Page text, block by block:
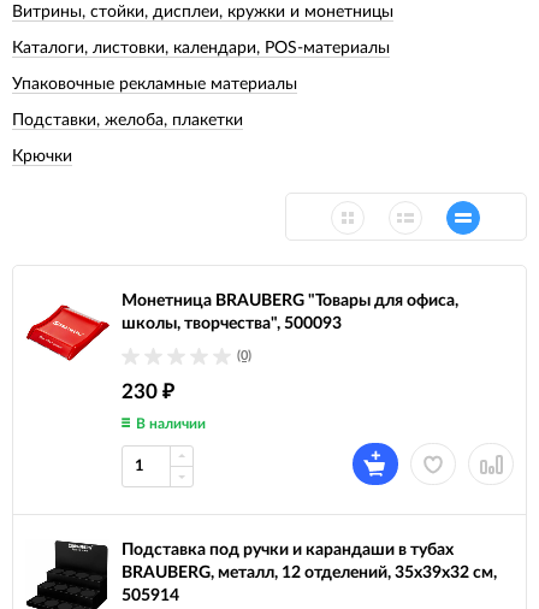
Витрины, стойки, дисплеи, кружки и монетницы
Каталоги, листовки, календари, POS-материалы
Упаковочные рекламные материалы
Подставки, желоба, плакетки
Крючки
Монетница BRAUBERG "Товары для офиса,
школы, творчества", 500093
(0)
230 ₽
В наличии
Подставка под ручки и карандаши в тубах
BRAUBERG, металл, 12 отделений, 35x39x32 см,
505914